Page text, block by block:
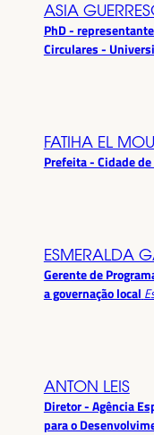
ASIA
PhD -
Circulares -
FATIHA EL
Prefeita - Cidade
ESMERALDA
Gerente de
a governação local
ANTON LEIS
Diretor - Agência
para o